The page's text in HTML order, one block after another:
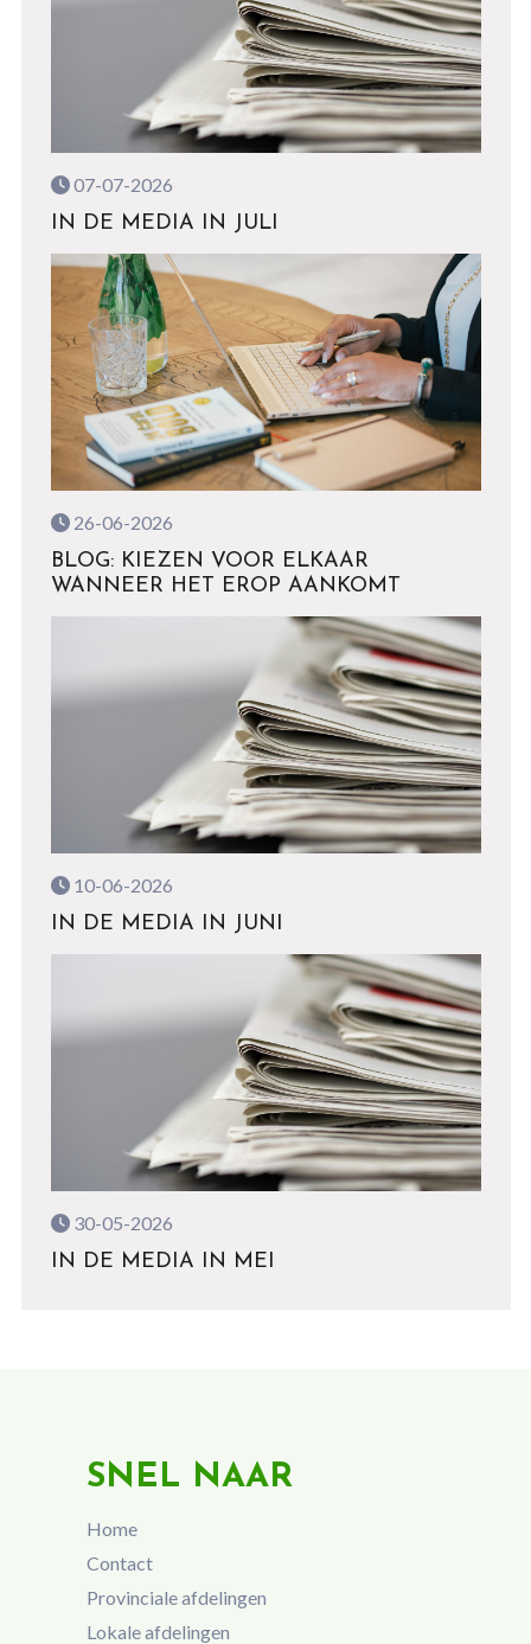
07-07-2026
IN DE MEDIA IN JULI
26-06-2026
BLOG: KIEZEN VOOR ELKAAR
WANNEER HET EROP AANKOMT
10-06-2026
IN DE MEDIA IN JUNI
30-05-2026
IN DE MEDIA IN MEI
SNEL NAAR
Home
Contact
Provinciale afdelingen
Lokale afdelingen